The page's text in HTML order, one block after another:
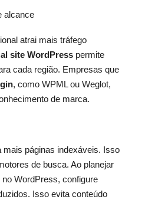
alcance
atrai mais tráfego
site WordPresspermite
cada região. Empresas que
, como WPML ou Weglot,
de marca.
mais páginas indexáveis. Isso
de busca. Ao planejar
WordPress, configure
Isso evita conteúdo